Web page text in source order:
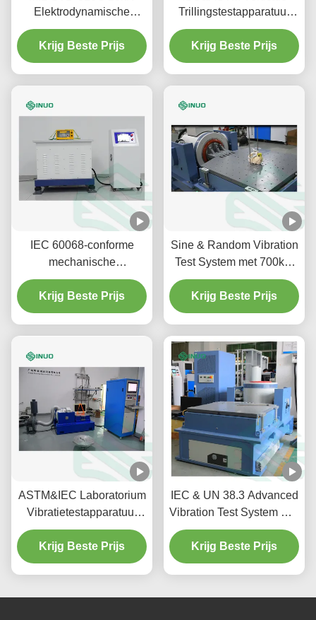
Elektrodynamische
Trilshaker voor
Milieutests
Krijg Beste Prijs
Trillingstestapparatuur
voor Componententests
Krijg Beste Prijs
IEC 60068-conforme
mechanische
trillingstestmachine met
een belasting van 300 kg
Krijg Beste Prijs
Sine & Random Vibration
Test System met 700kgf
kracht & 600mm tabel
Krijg Beste Prijs
ASTM&IEC Laboratorium
Vibratietestapparatuur
voor Automotive
Componenten
Krijg Beste Prijs
IEC & UN 38.3 Advanced
Vibration Test System met
een kracht van 3200 kgf
Krijg Beste Prijs